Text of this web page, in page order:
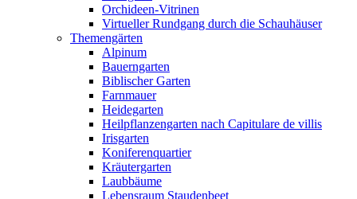
Orchideen-Vitrinen
Virtueller Rundgang durch die Schauhäuser
Themengärten
Alpinum
Bauerngarten
Biblischer Garten
Farnmauer
Heidegarten
Heilpflanzengarten nach Capitulare de villis
Irisgarten
Koniferenquartier
Kräutergarten
Laubbäume
Lebensraum Staudenbeet